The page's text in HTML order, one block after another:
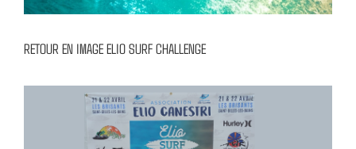
RETOUR EN IMAGE ELIO SURF CHALLENGE